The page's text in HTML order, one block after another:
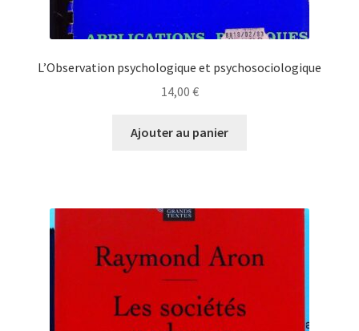
L’Observation psychologique et psychosociologique
14,00 €
Ajouter au panier